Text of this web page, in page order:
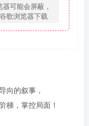
器可能会屏蔽，
歌浏览器下载
向的叙事，
梯，掌控局面！